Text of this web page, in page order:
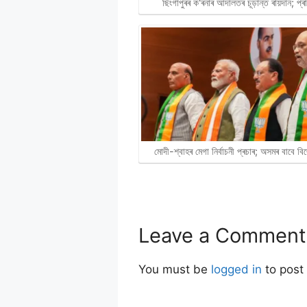
মোদী-শ্বাহৰ মেগা নিৰ্বাচনী প্ৰচাৰ; অসমৰ বাবে
Leave a Comment
You must be logged in to post